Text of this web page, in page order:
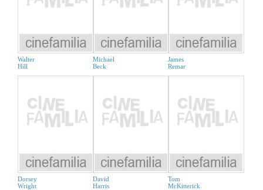
Walter
Hill
Michael
Beck
James
Remar
Dorsey
Wright
David
Harris
Tom
McKitterick